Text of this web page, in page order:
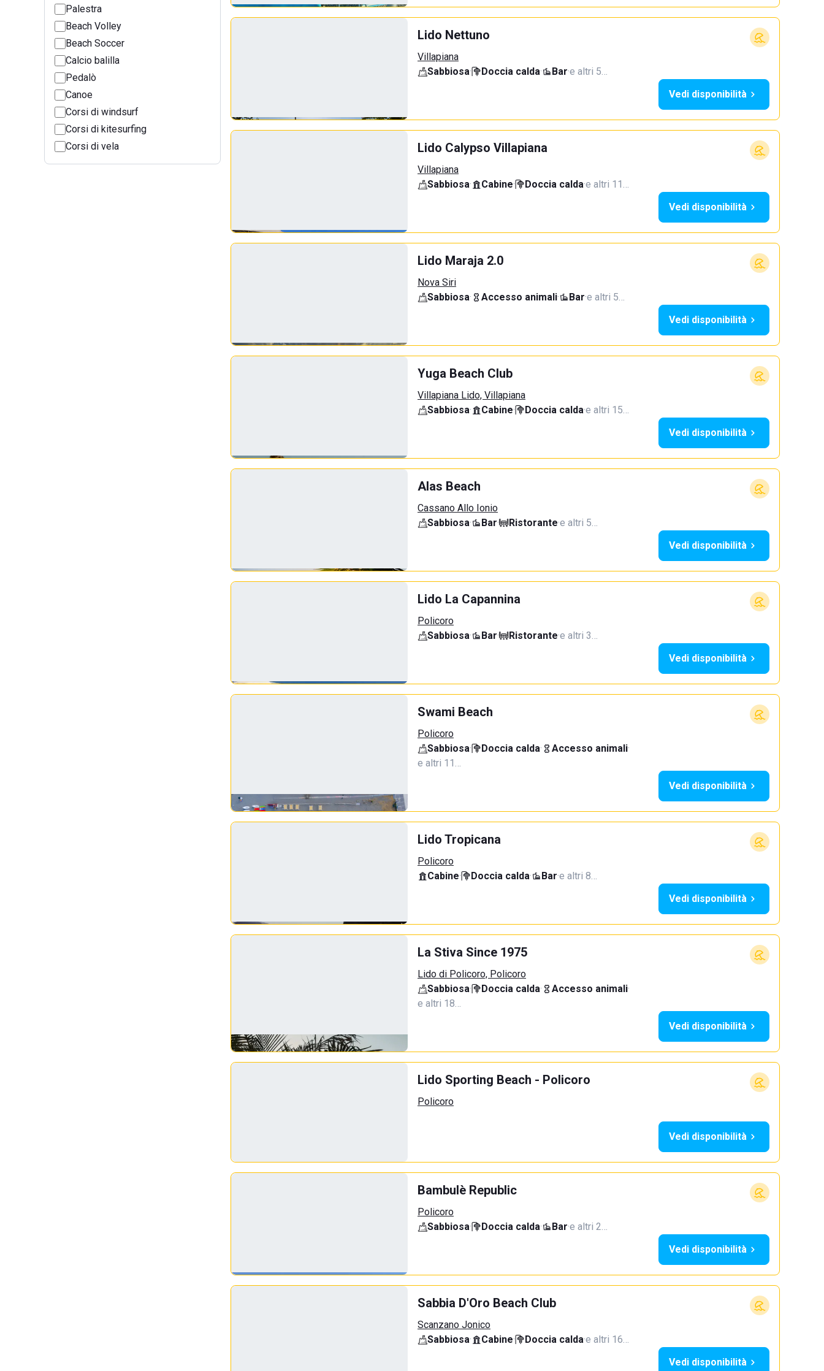
Palestra
Beach Volley
Beach Soccer
Calcio balilla
Pedalò
Canoe
Corsi di windsurf
Corsi di kitesurfing
Corsi di vela
Lido Nettuno
Villapiana
Sabbiosa· Doccia calda· Bar·e altri 5…
Vedi disponibilità
Lido Calypso Villapiana
Villapiana
Sabbiosa· Cabine· Doccia calda·e altri 11…
Vedi disponibilità
Lido Maraja 2.0
Nova Siri
Sabbiosa· Accesso animali· Bar·e altri 5…
Vedi disponibilità
Yuga Beach Club
Villapiana Lido, Villapiana
Sabbiosa· Cabine· Doccia calda·e altri 15…
Vedi disponibilità
Alas Beach
Cassano Allo Ionio
Sabbiosa· Bar· Ristorante·e altri 5…
Vedi disponibilità
Lido La Capannina
Policoro
Sabbiosa· Bar· Ristorante·e altri 3…
Vedi disponibilità
Swami Beach
Policoro
Sabbiosa· Doccia calda· Accesso animali·
e altri 11…
Vedi disponibilità
Lido Tropicana
Policoro
Cabine· Doccia calda· Bar·e altri 8…
Vedi disponibilità
La Stiva Since 1975
Lido di Policoro, Policoro
Sabbiosa· Doccia calda· Accesso animali·
e altri 18…
Vedi disponibilità
Lido Sporting Beach - Policoro
Policoro
Vedi disponibilità
Bambulè Republic
Policoro
Sabbiosa· Doccia calda· Bar·e altri 2…
Vedi disponibilità
Sabbia D'Oro Beach Club
Scanzano Jonico
Sabbiosa· Cabine· Doccia calda·e altri 16…
Vedi disponibilità